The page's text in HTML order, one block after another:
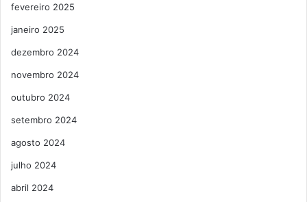
fevereiro 2025
janeiro 2025
dezembro 2024
novembro 2024
outubro 2024
setembro 2024
agosto 2024
julho 2024
abril 2024